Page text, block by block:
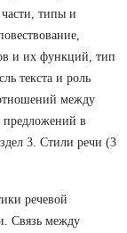
части, типы и
и их функций, тип
текста и роль
между
предложений в
3. Стили речи (3
речевой
Связь между